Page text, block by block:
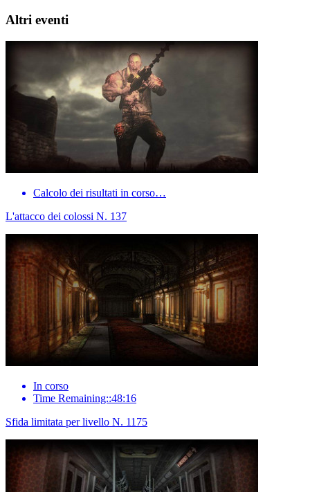
Altri eventi
Calcolo dei risultati in corso…
L'attacco dei colossi N. 137
In corso
Time Remaining::48:16
Sfida limitata per livello N. 1175